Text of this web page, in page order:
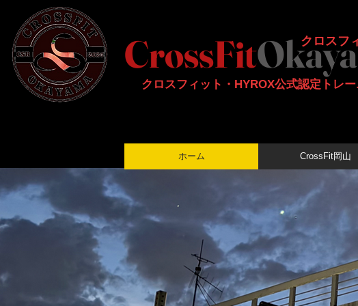
CrossFit クロスフ
クロスフィット・HYROX公式認定トレ
ホーム CrossFit岡山